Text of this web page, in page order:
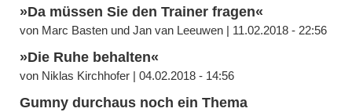
»Da müssen Sie den Trainer fragen«
von Marc Basten und Jan van Leeuwen | 11.02.2018 - 22:56
»Die Ruhe behalten«
von Niklas Kirchhofer | 04.02.2018 - 14:56
Gumny durchaus noch ein Thema